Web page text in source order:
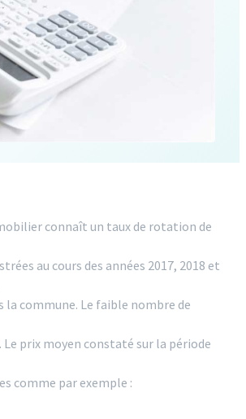
connaît un taux de rotation de
au cours des années 2017, 2018 et
commune. Le faible nombre de
prix moyen constaté sur la période
comme par exemple :